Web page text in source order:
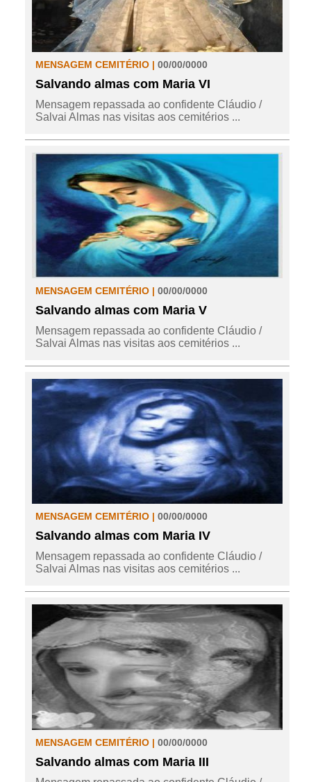
MENSAGEM CEMITÉRIO | 00/00/0000
Salvando almas com Maria VI
Mensagem repassada ao confidente Cláudio /
Salvai Almas nas visitas aos cemitérios ...
MENSAGEM CEMITÉRIO | 00/00/0000
Salvando almas com Maria V
Mensagem repassada ao confidente Cláudio /
Salvai Almas nas visitas aos cemitérios ...
MENSAGEM CEMITÉRIO | 00/00/0000
Salvando almas com Maria IV
Mensagem repassada ao confidente Cláudio /
Salvai Almas nas visitas aos cemitérios ...
MENSAGEM CEMITÉRIO | 00/00/0000
Salvando almas com Maria III